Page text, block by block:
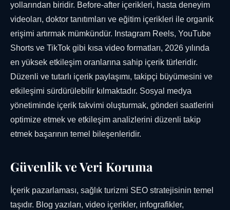
yollarından biridir. Before-after içerikleri, hasta deneyim
videoları, doktor tanıtımları ve eğitim içerikleri ile organik
erişimi artırmak mümkündür. Instagram Reels, YouTube
Shorts ve TikTok gibi kısa video formatları, 2026 yılında
en yüksek etkileşim oranlarına sahip içerik türleridir.
Düzenli ve tutarlı içerik paylaşımı, takipçi büyümesini ve
etkileşimi sürdürülebilir kılmaktadır. Sosyal medya
yönetiminde içerik takvimi oluşturmak, gönderi saatlerini
optimize etmek ve etkileşim analizlerini düzenli takip
etmek başarının temel bileşenleridir.
Güvenlik ve Veri Koruma
İçerik pazarlaması, sağlık turizmi SEO stratejisinin temel
taşıdır. Blog yazıları, video içerikler, infografikler,